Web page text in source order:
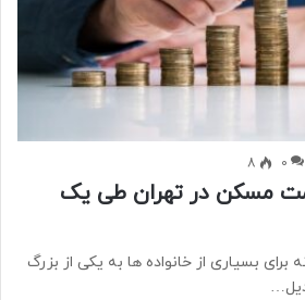
0
8
قیمت مسکن در تهران طی یک
بسیاری از خانواده ها به یکی از بزرگ